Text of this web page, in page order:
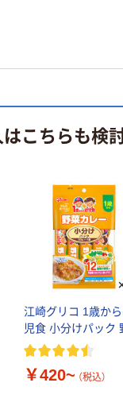
こちらも検
江崎グリコ 1歳か
児食 小分けパック
￥420~ （税込）